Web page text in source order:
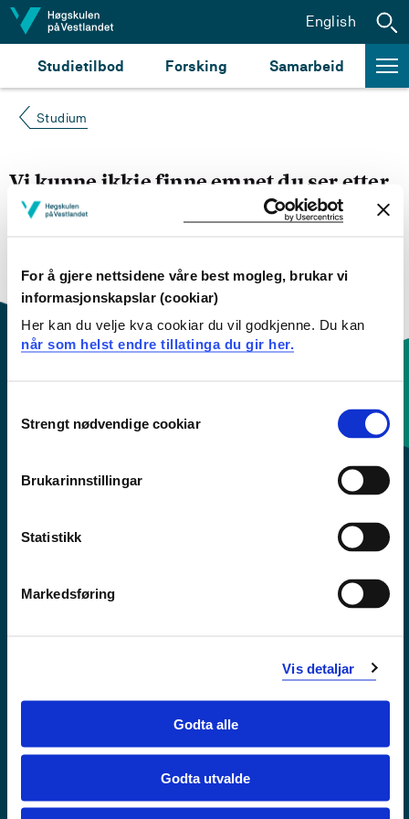
For å gjere nettsidene våre best mogleg, brukar vi
informasjonskapslar (cookiar)
Her kan du velje kva cookiar du vil godkjenne. Du kan
når som helst endre tillatinga du gir her.
Selection
Strengt nødvendige cookiar
Brukarinnstillingar
Statistikk
Markedsføring
Vis detaljar
Godta alle
Godta utvalde
Hopp til innhald
Studietilbod Forsking Samarbeid
English
Studium
Vi kunne ikkje finne emnet du ser etter
søke opp emnet du ser etter i
engelsk emneplan ved å klikke på «English».